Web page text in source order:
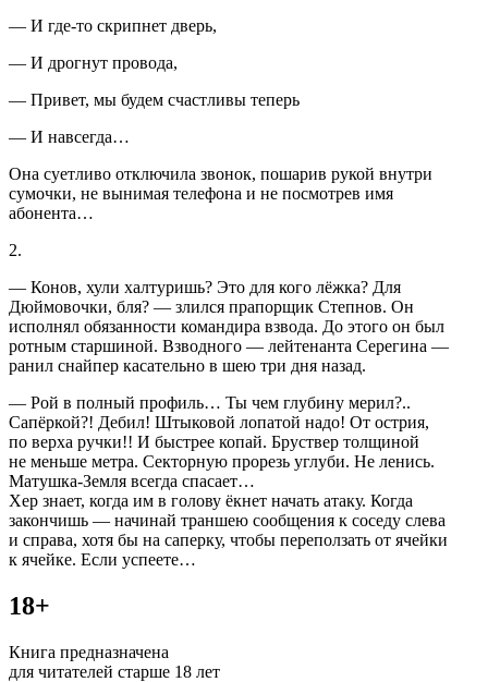
— И где-то скрипнет дверь,
— И дрогнут провода,
— Привет, мы будем счастливы теперь
— И навсегда…
Она суетливо отключила звонок, пошарив рукой внутри
сумочки, не вынимая телефона и не посмотрев имя
абонента…
2.
— Конов, хули халтуришь? Это для кого лёжка? Для
Дюймовочки, бля? — злился прапорщик Степнов. Он
исполнял обязанности командира взвода. До этого он был
ротным старшиной. Взводного — лейтенанта Серегина —
ранил снайпер касательно в шею три дня назад.
— Рой в полный профиль… Ты чем глубину мерил?..
Сапёркой?! Дебил! Штыковой лопатой надо! От острия,
по верха ручки!! И быстрее копай. Бруствер толщиной
не меньше метра. Секторную прорезь углуби. Не ленись.
Матушка-Земля всегда спасает…
Хер знает, когда им в голову ёкнет начать атаку. Когда
закончишь — начинай траншею сообщения к соседу слева
и справа, хотя бы на саперку, чтобы переползать от ячейки
к ячейке. Если успеете…
18+
Книга предназначена
для читателей старше 18 лет